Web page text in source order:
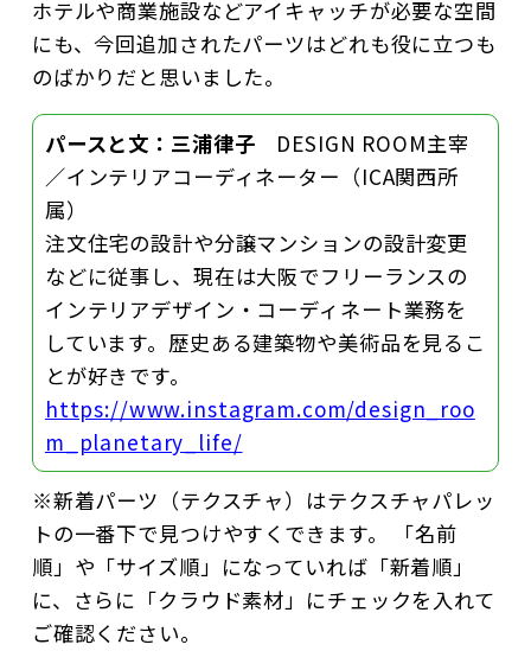
ホテルや商業施設などアイキャッチが必要な空間
にも、今回追加されたパーツはどれも役に立つも
のばかりだと思いました。
パースと文：三浦律子 DESIGN ROOM主宰
／インテリアコーディネーター（ICA関西所
属）
注文住宅の設計や分譲マンションの設計変更
などに従事し、現在は大阪でフリーランスの
インテリアデザイン・コーディネート業務を
しています。歴史ある建築物や美術品を見るこ
とが好きです。
https://www.instagram.com/design_roo
m_planetary_life/
※新着パーツ（テクスチャ）はテクスチャパレッ
トの一番下で見つけやすくできます。 「名前
順」や「サイズ順」になっていれば「新着順」
に、さらに「クラウド素材」にチェックを入れて
ご確認ください。